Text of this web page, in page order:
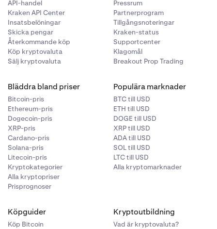
API-handel
Kraken API Center
Insatsbelöningar
Skicka pengar
Återkommande köp
Köp kryptovaluta
Sälj kryptovaluta
Pressrum
Partnerprogram
Tillgångsnoteringar
Kraken-status
Supportcenter
Klagomål
Breakout Prop Trading
Bläddra bland priser
Bitcoin-pris
Ethereum-pris
Dogecoin-pris
XRP-pris
Cardano-pris
Solana-pris
Litecoin-pris
Kryptokategorier
Alla kryptopriser
Prisprognoser
Populära marknader
BTC till USD
ETH till USD
DOGE till USD
XRP till USD
ADA till USD
SOL till USD
LTC till USD
Alla kryptomarknader
Köpguider
Köp Bitcoin
Kryptoutbildning
Vad är kryptovaluta?